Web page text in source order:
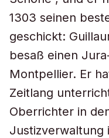
1303 seinen
geschickt:
besaß einen
Montpellier. Er
Zeitlang
Oberrichter in
Justizverwaltung